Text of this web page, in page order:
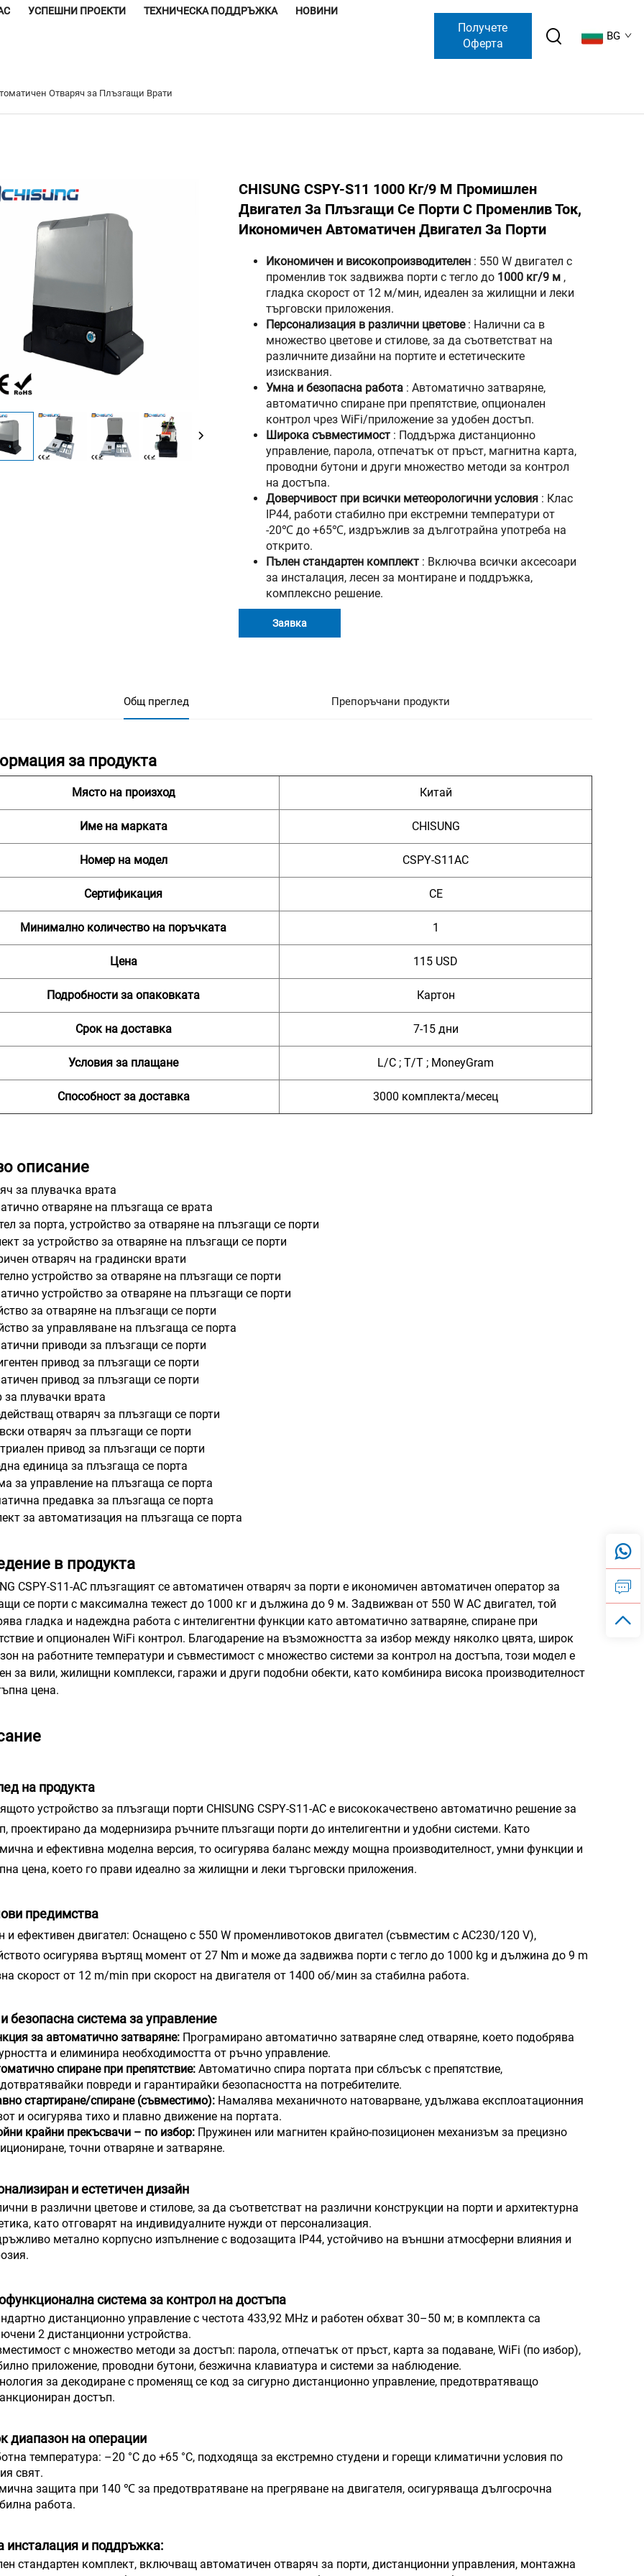
УСПЕШНИ ПРОЕКТИ ТЕХНИЧЕСКА ПОДДРЪЖКА НОВИНИ
Получете
Оферта
BG
Отваряч за Плъзгащи Врати
CHISUNG CSPY-S11 1000 Кг/9 М Промишлен
Двигател За Плъзгащи Се Порти С Променлив Ток,
Икономичен Автоматичен Двигател За Порти
Икономичен и високопроизводителен : 550 W двигател с
променлив ток задвижва порти с тегло до 1000 кг/9 м ,
гладка скорост от 12 м/мин, идеален за жилищни и леки
търговски приложения.
Персонализация в различни цветове : Налични са в
множество цветове и стилове, за да съответстват на
различните дизайни на портите и естетическите
изисквания.
Умна и безопасна работа : Автоматично затваряне,
автоматично спиране при препятствие, опционален
контрол чрез WiFi/приложение за удобен достъп.
Широка съвместимост : Поддържа дистанционно
управление, парола, отпечатък от пръст, магнитна карта,
проводни бутони и други множество методи за контрол
на достъпа.
Доверчивост при всички метеорологични условия : Клас
IP44, работи стабилно при екстремни температури от
-20℃ до +65℃, издръжлив за дълготрайна употреба на
открито.
Пълен стандартен комплект : Включва всички аксесоари
за инсталация, лесен за монтиране и поддръжка,
комплексно решение.
Заявка
Общ преглед Препоръчани продукти
за продукта
Място на произход Китай
Име на марката CHISUNG
Номер на модел CSPY-S11AC
Сертификация CE
Минимално количество на поръчката 1
Цена 115 USD
Подробности за опаковката Картон
Срок на доставка 7-15 дни
Условия за плащане L/C ; T/T ; MoneyGram
Способност за доставка 3000 комплекта/месец
описание
за плувачка врата
отваряне на плъзгаща се врата
за порта, устройство за отваряне на плъзгащи се порти
за устройство за отваряне на плъзгащи се порти
отваряч на градински врати
устройство за отваряне на плъзгащи се порти
устройство за отваряне на плъзгащи се порти
за отваряне на плъзгащи се порти
за управляване на плъзгаща се порта
приводи за плъзгащи се порти
привод за плъзгащи се порти
привод за плъзгащи се порти
плувачки врата
отваряч за плъзгащи се порти
отваряч за плъзгащи се порти
привод за плъзгащи се порти
единица за плъзгаща се порта
за управление на плъзгаща се порта
предавка за плъзгаща се порта
за автоматизация на плъзгаща се порта
в продукта
CSPY-S11-AC плъзгащият се автоматичен отваряч за порти е икономичен автоматичен оператор за
се порти с максимална тежест до 1000 кг и дължина до 9 м. Задвижван от 550 W AC двигател, той
гладка и надеждна работа с интелигентни функции като автоматично затваряне, спиране при
и опционален WiFi контрол. Благодарение на възможността за избор между няколко цвята, широк
на работните температури и съвместимост с множество системи за контрол на достъпа, този модел е
за вили, жилищни комплекси, гаражи и други подобни обекти, като комбинира висока производителност
цена.
на продукта
устройство за плъзгащи порти CHISUNG CSPY-S11-AC е висококачествено автоматично решение за
проектирано да модернизира ръчните плъзгащи порти до интелигентни и удобни системи. Като
и ефективна моделна версия, то осигурява баланс между мощна производителност, умни функции и
цена, което го прави идеално за жилищни и леки търговски приложения.
предимства
ефективен двигател: Оснащено с 550 W променливотоков двигател (съвместим с AC230/120 V),
осигурява въртящ момент от 27 Nm и може да задвижва порти с тегло до 1000 kg и дължина до 9 m
скорост от 12 m/min при скорост на двигателя от 1400 об/мин за стабилна работа.
безопасна система за управление
за автоматично затваряне: Програмирано автоматично затваряне след отваряне, което подобрява
и елиминира необходимостта от ръчно управление.
спиране при препятствие: Автоматично спира портата при сблъсък с препятствие,
повреди и гарантирайки безопасността на потребителите.
стартиране/спиране (съвместимо): Намалява механичното натоварване, удължава експлоатационния
и осигурява тихо и плавно движение на портата.
крайни прекъсвачи – по избор: Пружинен или магнитен крайно-позиционен механизъм за прецизно
точни отваряне и затваряне.
и естетичен дизайн
в различни цветове и стилове, за да съответстват на различни конструкции на порти и архитектурна
като отговарят на индивидуалните нужди от персонализация.
метално корпусно изпълнение с водозащита IP44, устойчиво на външни атмосферни влияния и
система за контрол на достъпа
дистанционно управление с честота 433,92 MHz и работен обхват 30–50 м; в комплекта са
2 дистанционни устройства.
с множество методи за достъп: парола, отпечатък от пръст, карта за подаване, WiFi (по избор),
приложение, проводни бутони, безжична клавиатура и системи за наблюдение.
за декодиране с променящ се код за сигурно дистанционно управление, предотвратяващо
достъп.
диапазон на операции
температура: –20 °C до +65 °C, подходяща за екстремно студени и горещи климатични условия по
свят.
защита при 140 ℃ за предотвратяване на прегряване на двигателя, осигуряваща дългосрочна
работа.
инсталация и поддръжка:
стандартен комплект, включващ автоматичен отваряч за порти, дистанционни управления, монтажна